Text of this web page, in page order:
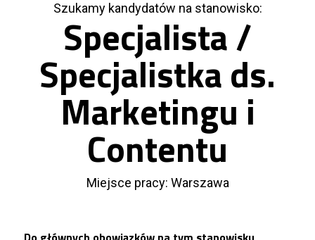
Szukamy kandydatów na stanowisko:
Specjalista /
Specjalistka ds.
Marketingu i
Contentu
Miejsce pracy: Warszawa